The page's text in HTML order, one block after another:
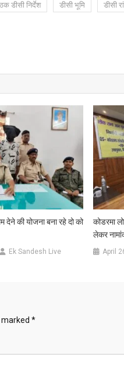
डीसी निर्देश डीसी भूमि डीसी
देने की योजना बना रहे दो को
Ek Sandesh Live
कोडरमा
लेकर
April
*